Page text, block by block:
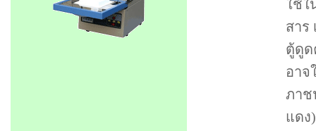
ใช้ใ
สาร
ตู้ดูด
อาจ
ภาช
แดง